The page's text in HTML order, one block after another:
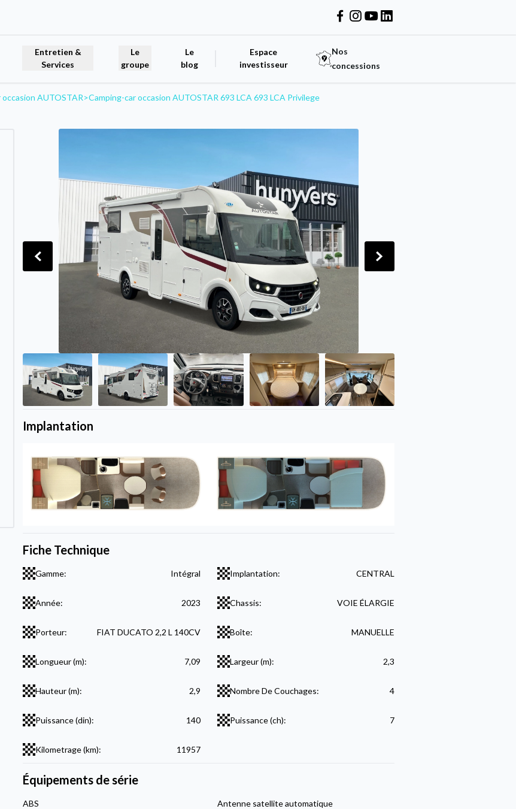
Entretien &
Services
Le
groupe
Le
blog
Espace
investisseur
Nos
concessions
occasion AUTOSTAR>Camping-car occasion AUTOSTAR 693 LCA 693 LCA Privilege
Implantation
Fiche Technique
Gamme: Intégral Implantation: CENTRAL
Année: 2023 Chassis: VOIE ÉLARGIE
Porteur: FIAT DUCATO 2,2 L 140CV Boîte: MANUELLE
Longueur (m): 7,09 Largeur (m): 2,3
Hauteur (m): 2,9 Nombre De Couchages: 4
Puissance (din): 140 Puissance (ch): 7
Kilometrage (km): 11957
Équipements de série
ABS Antenne satellite automatique